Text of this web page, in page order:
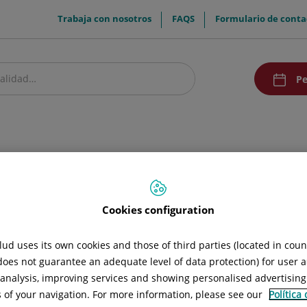
menuTop
Trabaja con nosotros FAQS Formulario de
Cookies configuration
uses its own cookies and those of third parties (located in
not guarantee an adequate level of data protection) for user
improving services and showing personalised
of your navigation. For more information, please see our Política